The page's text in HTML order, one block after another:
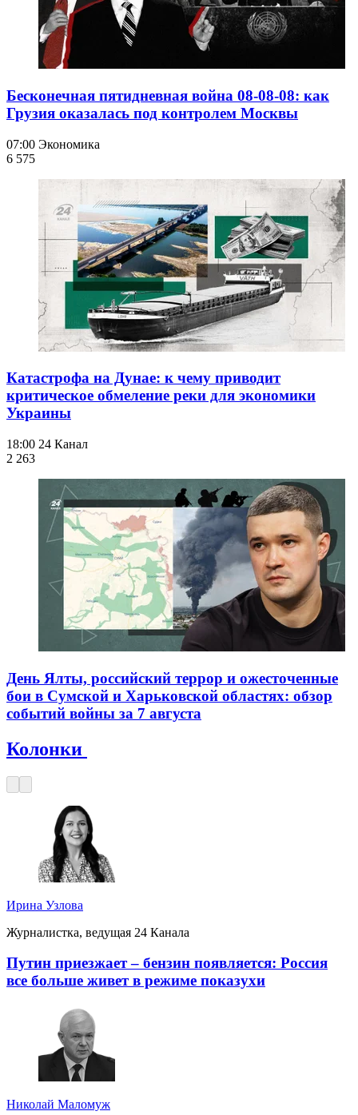
Бесконечная пятидневная война 08-08-08: как
Грузия оказалась под контролем Москвы
07:00 Экономика
6 575
Катастрофа на Дунае: к чему приводит
критическое обмеление реки для экономики
Украины
18:00 24 Канал
2 263
День Ялты, российский террор и ожесточенные
бои в Сумской и Харьковской областях: обзор
событий войны за 7 августа
Колонки
Ирина Узлова
Журналистка, ведущая 24 Канала
Путин приезжает – бензин появляется: Россия
все больше живет в режиме показухи
Николай Маломуж